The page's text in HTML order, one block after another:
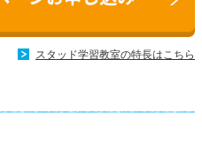
スタッド学習教室の特長はこちら